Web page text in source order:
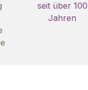
seit über 100
Jahren